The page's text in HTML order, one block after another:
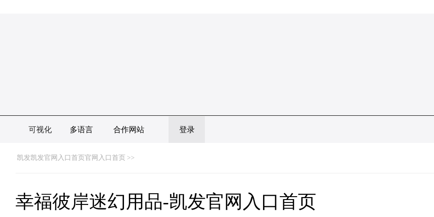
可视化 多语言 合作网站 登录
凯发凯发官网入口首页官网入口首页 >>
幸福彼岸迷幻用品-凯发官网入口首页